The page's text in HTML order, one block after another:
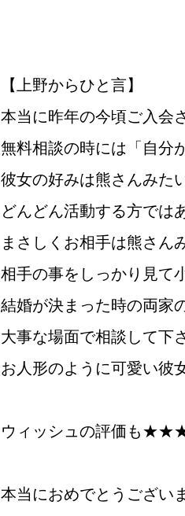
【上野からひと言】
本当に昨年の今頃ご入会
無料相談の時には「自分
彼女の好みは熊さんみた
どんどん活動する方では
まさしくお相手は熊さん
相手の事をしっかり見て
結婚が決まった時の両家
大事な場面で相談して下
お人形のように可愛い彼
ウィッシュの評価も
本当におめでとうござい